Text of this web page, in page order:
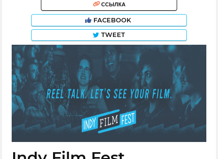
ССЫЛКА
FACEBOOK
TWEET